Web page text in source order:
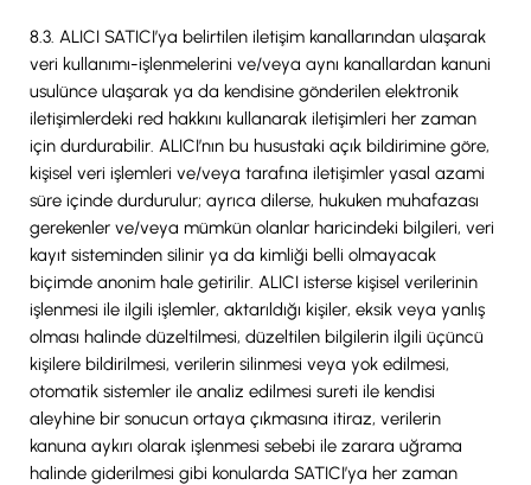
8.3. ALICI SATICI’ya belirtilen iletişim kanallarından ulaşarak
veri kullanımı-işlenmelerini ve/veya aynı kanallardan kanuni
usulünce ulaşarak ya da kendisine gönderilen elektronik
iletişimlerdeki red hakkını kullanarak iletişimleri her zaman
için durdurabilir. ALICI’nın bu husustaki açık bildirimine göre,
kişisel veri işlemleri ve/veya tarafına iletişimler yasal azami
süre içinde durdurulur; ayrıca dilerse, hukuken muhafazası
gerekenler ve/veya mümkün olanlar haricindeki bilgileri, veri
kayıt sisteminden silinir ya da kimliği belli olmayacak
biçimde anonim hale getirilir. ALICI isterse kişisel verilerinin
işlenmesi ile ilgili işlemler, aktarıldığı kişiler, eksik veya yanlış
olması halinde düzeltilmesi, düzeltilen bilgilerin ilgili üçüncü
kişilere bildirilmesi, verilerin silinmesi veya yok edilmesi,
otomatik sistemler ile analiz edilmesi sureti ile kendisi
aleyhine bir sonucun ortaya çıkmasına itiraz, verilerin
kanuna aykırı olarak işlenmesi sebebi ile zarara uğrama
halinde giderilmesi gibi konularda SATICI’ya her zaman